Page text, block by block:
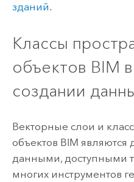
зданий.
Классы
объектов BIM
создании
Векторные слои и
объектов BIM
данными, доступными
многих инструментов